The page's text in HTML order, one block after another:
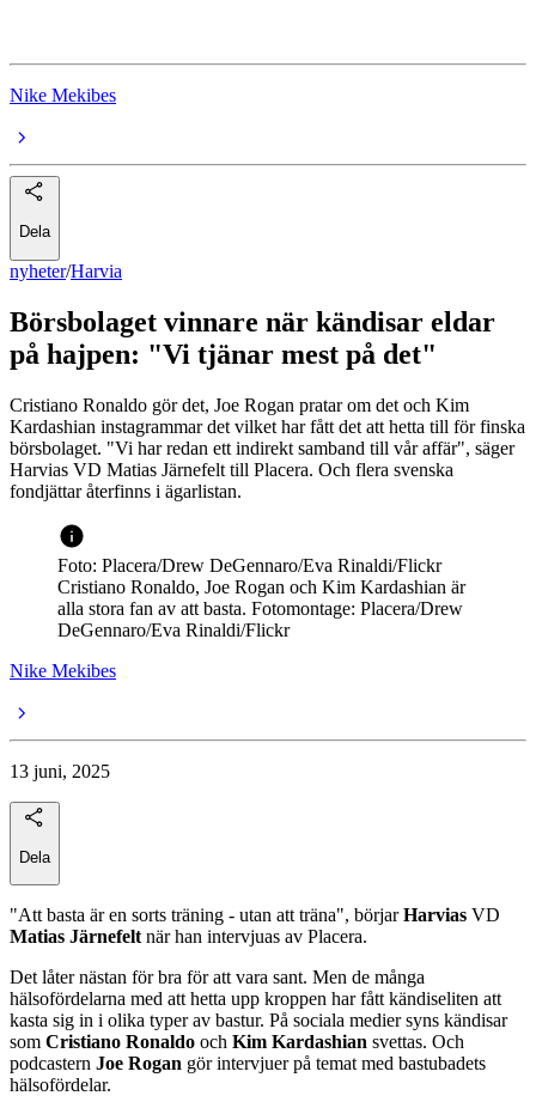
Nike Mekibes
Dela
nyheter/Harvia
Börsbolaget vinnare när kändisar eldar
på hajpen: "Vi tjänar mest på det"
Cristiano Ronaldo gör det, Joe Rogan pratar om det och Kim
Kardashian instagrammar det vilket har fått det att hetta till för finska
börsbolaget. "Vi har redan ett indirekt samband till vår affär", säger
Harvias VD Matias Järnefelt till Placera. Och flera svenska
fondjättar återfinns i ägarlistan.
Foto: Placera/Drew DeGennaro/Eva Rinaldi/Flickr
Cristiano Ronaldo, Joe Rogan och Kim Kardashian är
alla stora fan av att basta. Fotomontage: Placera/Drew
DeGennaro/Eva Rinaldi/Flickr
Nike Mekibes
13 juni, 2025
Dela
"Att basta är en sorts träning - utan att träna", börjarHarvias VD
Matias Järnefelt när han intervjuas av Placera.
Det låter nästan för bra för att vara sant. Men de många
hälsofördelarna med att hetta upp kroppen har fått kändiseliten att
kasta sig in i olika typer av bastur. På sociala medier syns kändisar
som Cristiano Ronaldo och Kim Kardashian svettas. Och
podcastern Joe Rogan gör intervjuer på temat med bastubadets
hälsofördelar.